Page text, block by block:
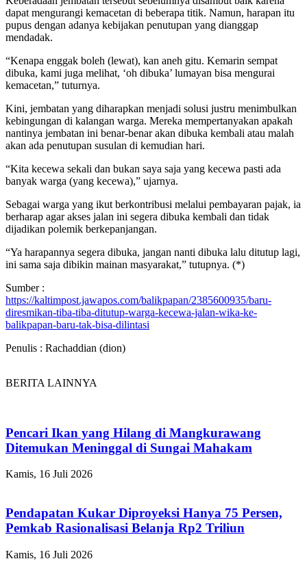
dapat mengurangi kemacetan di beberapa titik. Namun, harapan itu
pupus dengan adanya kebijakan penutupan yang dianggap
mendadak.
“Kenapa enggak boleh (lewat), kan aneh gitu. Kemarin sempat
dibuka, kami juga melihat, ‘oh dibuka’ lumayan bisa mengurai
kemacetan,” tuturnya.
Kini, jembatan yang diharapkan menjadi solusi justru menimbulkan
kebingungan di kalangan warga. Mereka mempertanyakan apakah
nantinya jembatan ini benar-benar akan dibuka kembali atau malah
akan ada penutupan susulan di kemudian hari.
“Kita kecewa sekali dan bukan saya saja yang kecewa pasti ada
banyak warga (yang kecewa),” ujarnya.
Sebagai warga yang ikut berkontribusi melalui pembayaran pajak, ia
berharap agar akses jalan ini segera dibuka kembali dan tidak
dijadikan polemik berkepanjangan.
“Ya harapannya segera dibuka, jangan nanti dibuka lalu ditutup lagi,
ini sama saja dibikin mainan masyarakat,” tutupnya. (*)
Sumber :
https://kaltimpost.jawapos.com/balikpapan/2385600935/baru-
diresmikan-tiba-tiba-ditutup-warga-kecewa-jalan-wika-ke-
balikpapan-baru-tak-bisa-dilintasi
Penulis : Rachaddian (dion)
BERITA LAINNYA
Pencari Ikan yang Hilang di Mangkurawang
Ditemukan Meninggal di Sungai Mahakam
Kamis, 16 Juli 2026
Pendapatan Kukar Diproyeksi Hanya 75 Persen,
Pemkab Rasionalisasi Belanja Rp2 Triliun
Kamis, 16 Juli 2026